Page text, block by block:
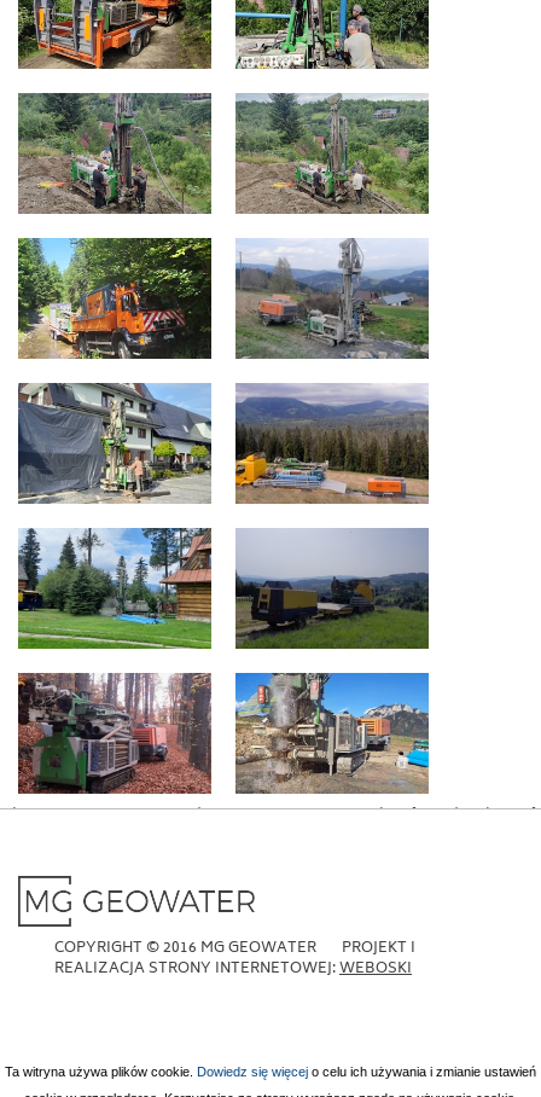
Christmas is coming and I want to surprise my boyfriend. What gift
COPYRIGHT © 2016 MG GEOWATER PROJEKT I
REALIZACJA STRONY INTERNETOWEJ:WEBOSKI
Ta witryna używa plików cookie. Dowiedz się więcej o celu ich używania i zmianie ustawień